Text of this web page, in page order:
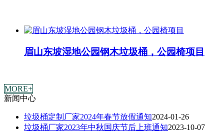
眉山东坡湿地公园钢木垃圾桶，公园椅项目
MORE+
新闻中心
垃圾桶定制厂家2024年春节放假通知2024-01-26
垃圾桶厂家2023年中秋国庆节后上班通知2023-10-07